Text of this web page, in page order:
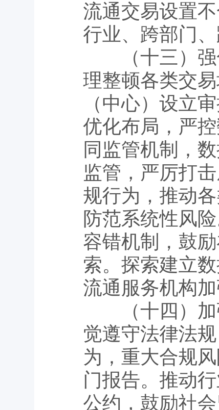
流通交易设置
行业、跨部门
（十三）强
理整顿各类交
（中心）设立
优化布局，严
同监管机制，
监管，严厉打
规行为，推动
防范系统性风
容错机制，鼓
索。探索建立
流通服务机构
（十四）加
觉遵守法律法
为，重大合规
门报告。推动
公约，鼓励社